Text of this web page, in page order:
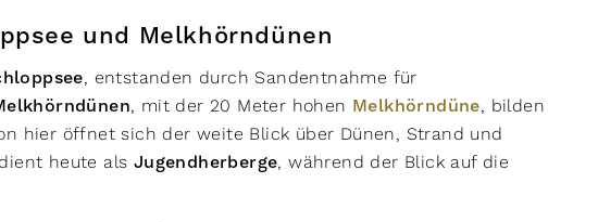
und Melkhörndünen
, entstanden durch Sandentnahme für
, mit der 20 Meter hohen Melkhörndüne, bilden
hier öffnet sich der weite Blick über Dünen, Strand und
heute als Jugendherberge, während der Blick auf die